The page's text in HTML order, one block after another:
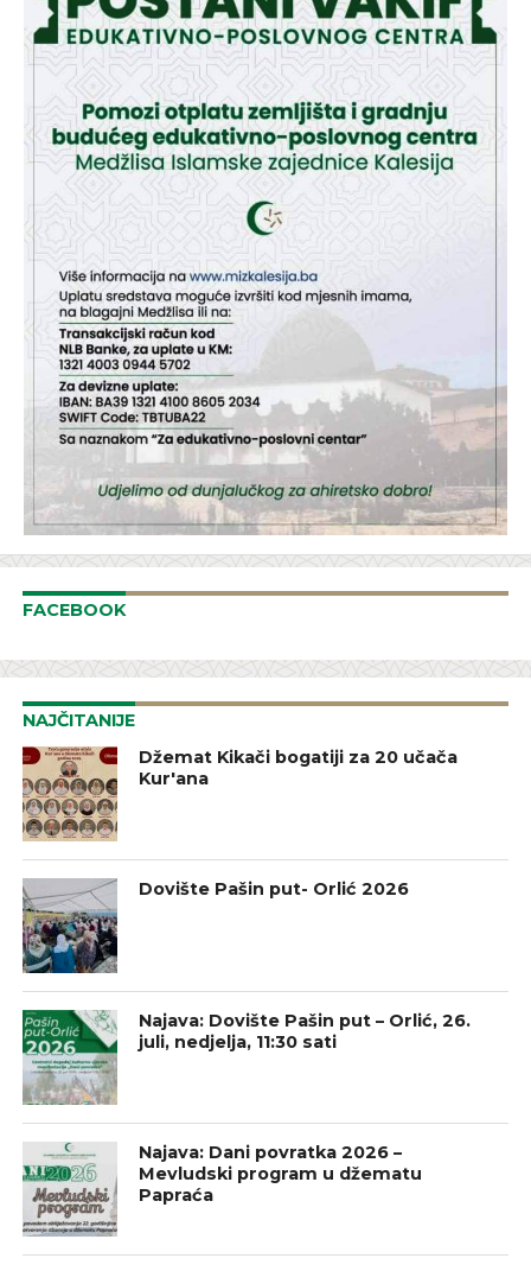
FACEBOOK
NAJČITANIJE
Džemat Kikači bogatiji za 20 učača
Kur'ana
Dovište Pašin put- Orlić 2026
Najava: Dovište Pašin put – Orlić, 26.
juli, nedjelja, 11:30 sati
Najava: Dani povratka 2026 –
Mevludski program u džematu
Papraća